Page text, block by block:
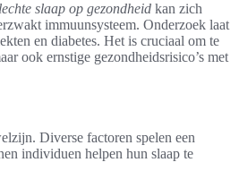
slaap op gezondheid kan zich
immuunsysteem. Onderzoek laat
en diabetes. Het is cruciaal om te
ook ernstige gezondheidsrisico’s met
Diverse factoren spelen een
individuen helpen hun slaap te